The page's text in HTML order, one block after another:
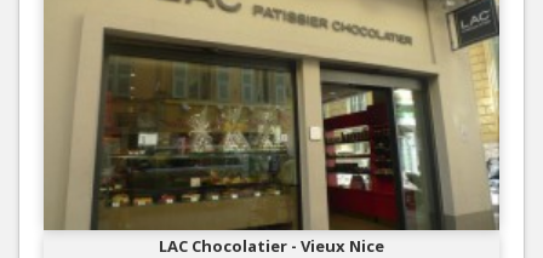
LAC Chocolatier - Vieux Nice